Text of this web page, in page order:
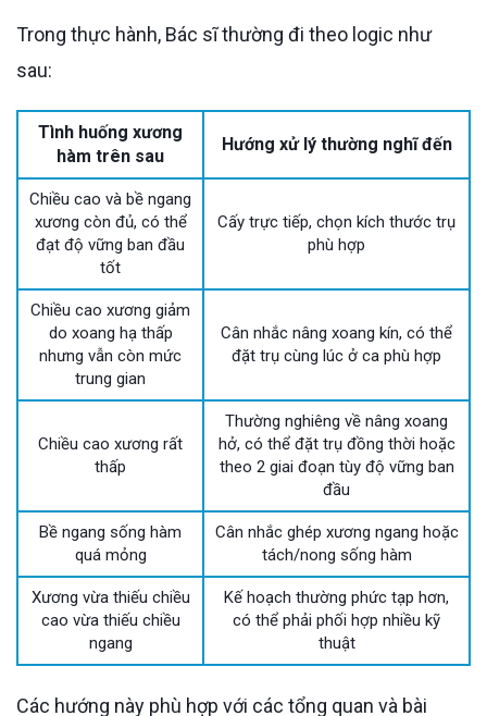
Trong thực hành, Bác sĩ thường đi theo logic như
sau:
Tình huống xương
hàm trên sau
Hướng xử lý thường nghĩ đến
Chiều cao và bề ngang
xương còn đủ, có thể
đạt độ vững ban đầu
tốt
Cấy trực tiếp, chọn kích thước trụ
phù hợp
Chiều cao xương giảm
do xoang hạ thấp
nhưng vẫn còn mức
trung gian
Cân nhắc nâng xoang kín, có thể
đặt trụ cùng lúc ở ca phù hợp
Chiều cao xương rất
thấp
Thường nghiêng về nâng xoang
hở, có thể đặt trụ đồng thời hoặc
theo 2 giai đoạn tùy độ vững ban
đầu
Bề ngang sống hàm
quá mỏng
Cân nhắc ghép xương ngang hoặc
tách/nong sống hàm
Xương vừa thiếu chiều
cao vừa thiếu chiều
ngang
Kế hoạch thường phức tạp hơn,
có thể phải phối hợp nhiều kỹ
thuật
Các hướng này phù hợp với các tổng quan và bài